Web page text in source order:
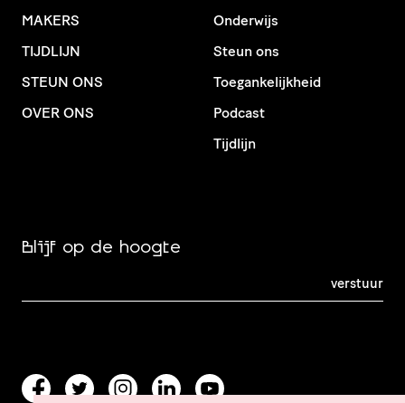
MAKERS
TIJDLIJN
STEUN ONS
OVER ONS
Onderwijs
Steun ons
Toegankelijkheid
Podcast
Tijdlijn
Blijf op de hoogte